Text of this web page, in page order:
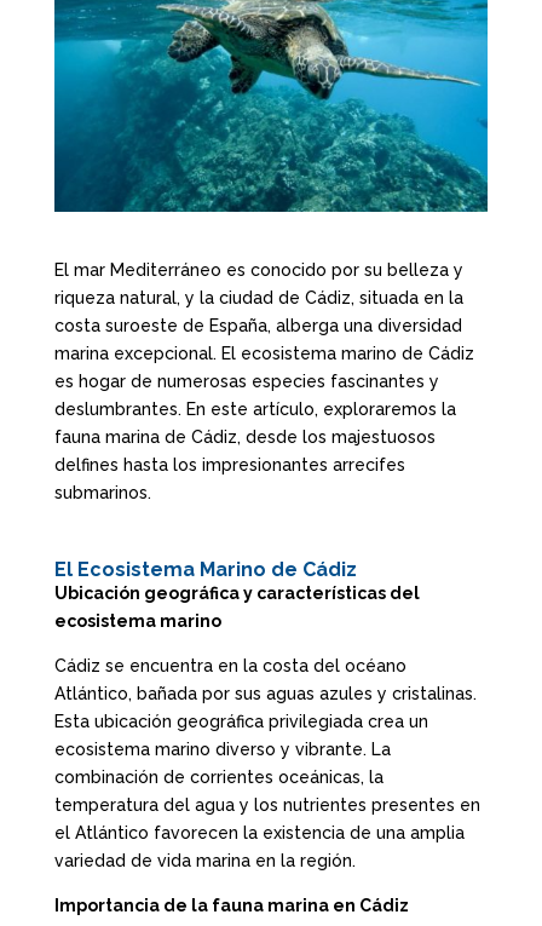
El mar Mediterráneo es conocido por su belleza y
riqueza natural, y la ciudad de Cádiz, situada en la
costa suroeste de España, alberga una diversidad
marina excepcional. El ecosistema marino de Cádiz
es hogar de numerosas especies fascinantes y
deslumbrantes. En este artículo, exploraremos la
fauna marina de Cádiz, desde los majestuosos
delfines hasta los impresionantes arrecifes
submarinos.
El Ecosistema Marino de Cádiz
Ubicación geográfica y características del
ecosistema marino
Cádiz se encuentra en la costa del océano
Atlántico, bañada por sus aguas azules y cristalinas.
Esta ubicación geográfica privilegiada crea un
ecosistema marino diverso y vibrante. La
combinación de corrientes oceánicas, la
temperatura del agua y los nutrientes presentes en
el Atlántico favorecen la existencia de una amplia
variedad de vida marina en la región.
Importancia de la fauna marina en Cádiz